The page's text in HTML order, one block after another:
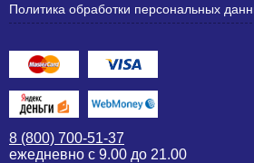
Политика обработки персональных
8 (800) 700-51-37
ежедневно с 9.00 до 21.00